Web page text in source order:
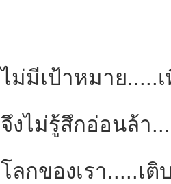
ไม่มีเป้าหมาย.....
จึงไม่รู้สึกอ่อนล้า
โลกของเรา.....เ